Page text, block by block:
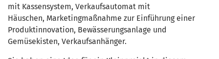
mit Kassensystem, Verkaufsautomat mit
Häuschen, Marketingmaßnahme zur Einführung einer
Produktinnovation, Bewässerungsanlage und
Gemüsekisten, Verkaufsanhänger.